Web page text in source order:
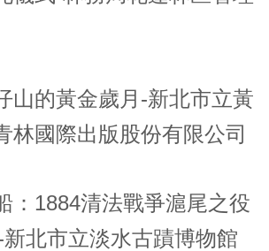
山的黃金歲月-新北市立黃
林國際出版股份有限公司
：1884清法戰爭滬尾之役
北市立淡水古蹟博物館